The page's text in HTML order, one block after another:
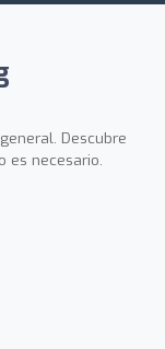
Descubre
es necesario.